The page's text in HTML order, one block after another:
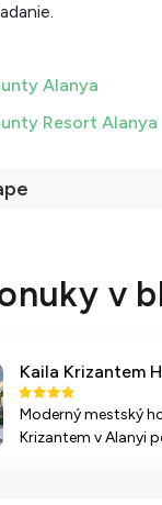
Alanya
Resort Alanya
v
Kaila Krizantem
Moderný mestský
Krizantem v Alanyi